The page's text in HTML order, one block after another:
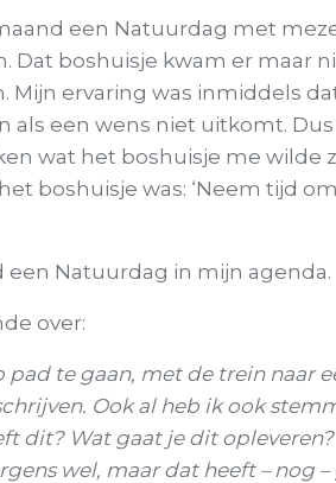
een Natuurdag met
Dat boshuisje kwam er maar
Mijn ervaring was inmiddels
als een wens niet uitkomt.
wat het boshuisje me wilde
boshuisje was: ‘Neem tijd
een Natuurdag in mijn agenda.
over:
te gaan, met de trein naar
Ook al heb ik ook
dit? Wat gaat je dit
wel, maar dat heeft – nog